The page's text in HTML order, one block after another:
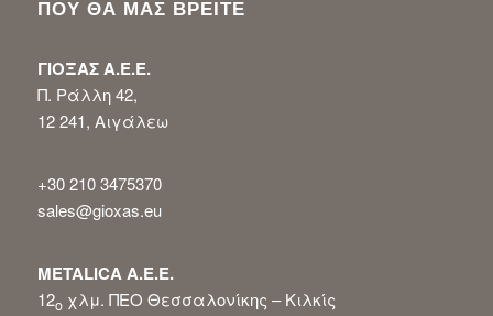
ΠΟΥ ΘΑ ΜΑΣ ΒΡΕΙΤΕ
ΓΙΟΞΑΣ Α.Ε.Ε.
Π. Ράλλη 42,
12 241, Αιγάλεω
+30 210 3475370
sales@gioxas.eu
METALICA Α.Ε.Ε.
12ο χλμ. ΠΕΟ Θεσσαλονίκης – Κιλκίς